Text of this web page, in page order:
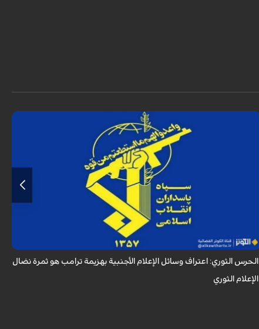
أكد الحرس الثوري في بيان له بمناسبة يوم الصحفي، وذكرى استشهاد الصحفي
محمود صارمي، أن اعتراف وسائل الإعلام الأجنبية بهزيمة ترامب هو ثمرة نضال
الحرس الثوري: اعتراف وسائل الإعلام الأجنبية بهزيمة ترامب هو ثمرة نضال
الإعلام الثوري